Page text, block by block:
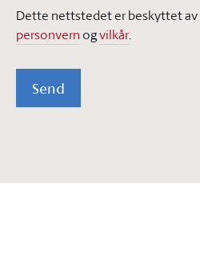
Dette nettstedet er beskyttet av
personvern ogvilkår.
Send